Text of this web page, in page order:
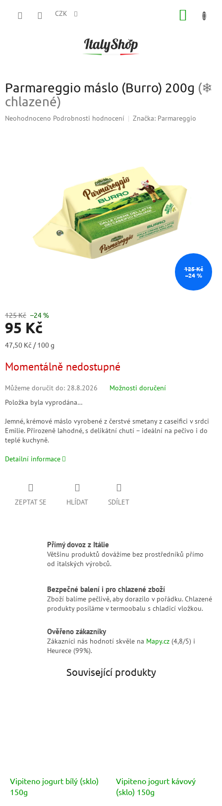
CZK
Parmareggio máslo (Burro) 200g (❄
chlazené)
Průměrné
Neohodnoceno Podrobnosti hodnocení Značka: Parmareggio
125 Kč
–24 %
125 Kč –24 %
95 Kč
Měrná
47,50 Kč / 100 g
Momentálně nedostupné
Můžeme doručit do: 28.8.2026
Možnosti doručení
Položka byla vyprodána…
Jemné, krémové máslo vyrobené z čerstvé smetany z caseifici v srdci
Emilie. Přirozeně lahodné, s delikátní chutí – ideální na pečivo i do
teplé kuchyně.
Detailní informace
ZEPTAT SE HLÍDAT SDÍLET
Přímý dovoz z Itálie
Většinu produktů dovážíme bez prostředníků přímo
od italských výrobců.
Bezpečné balení i pro chlazené zboží
Zboží balíme pečlivě, aby dorazilo v pořádku. Chlazené
produkty posíláme v termoobalu s chladicí vložkou.
Ověřeno zákazníky
Zákazníci nás hodnotí skvěle na Mapy.cz (4,8/5) i
Heurece (99%).
Související produkty
Vipiteno jogurt bílý (sklo)
150g
Vipiteno jogurt kávový
(sklo) 150g